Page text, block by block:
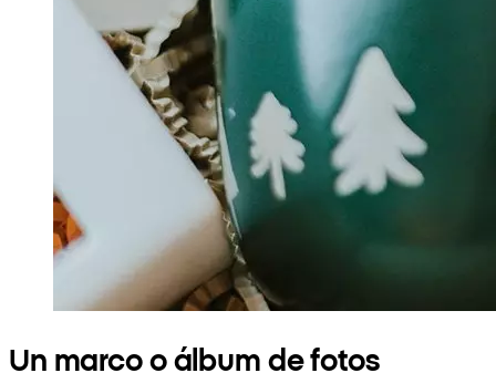
Un marco o álbum de fotos